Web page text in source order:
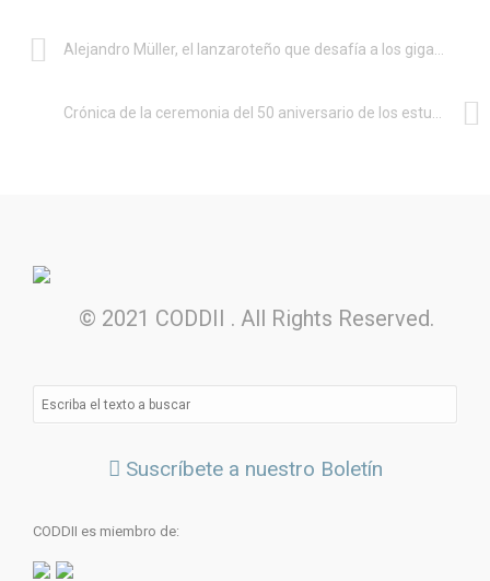
© 2021 CODDII . All Rights Reserved.
Suscríbete a nuestro Boletín
CODDII es miembro de: